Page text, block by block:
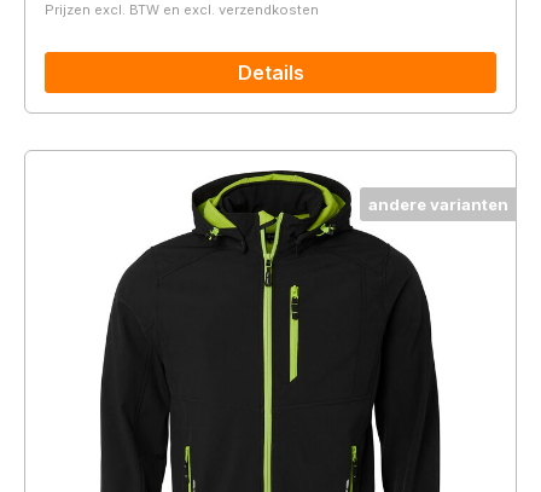
Prijzen excl. BTW en excl. verzendkosten
Details
andere varianten